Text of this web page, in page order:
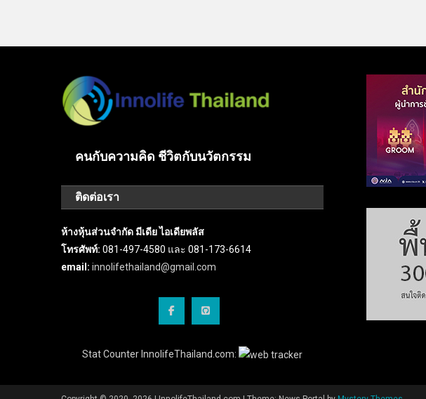
คนกับความคิด ชีวิตกับนวัตกรรม
ติดต่อเรา
ห้างหุ้นส่วนจำกัด มีเดีย ไอเดียพลัส
โทรศัพท์: 081-497-4580 และ 081-173-6614
email: innolifethailand@gmail.com
Stat Counter InnolifeThailand.com: